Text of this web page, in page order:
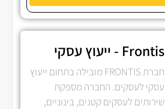
Frontis - ייעוץ עסקי
חברת FRONTIS מובילה בתחום ייעוץ
עסקי לעסקים. החברה מספקת
שירותים לעסקים קטנים, בינוניים,